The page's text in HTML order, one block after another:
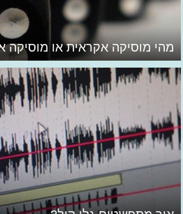
מהי מוסיקה אקראית או מוסיקה